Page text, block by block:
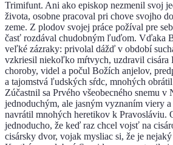
Trimifunt. Ani ako episkop nezmenil svoj
života, osobne pracoval pri chove svojho
zeme. Z plodov svojej práce požíval pre
časť rozdával chudobným ľuďom. Vďaka
veľké zázraky: privolal dážď v období
vzkriesil niekoľko mŕtvych, uzdravil cisára
choroby, videl a počul Božích anjelov,
a tajomstvá ľudských sŕdc, mnohých
Zúčastnil sa Prvého všeobecného snemu v
jednoduchým, ale jasným vyznaním viery
navrátil mnohých heretikov k Pravosláviu.
jednoducho, že keď raz chcel vojsť na
cisársky dvor, vojak mysliac si, že je